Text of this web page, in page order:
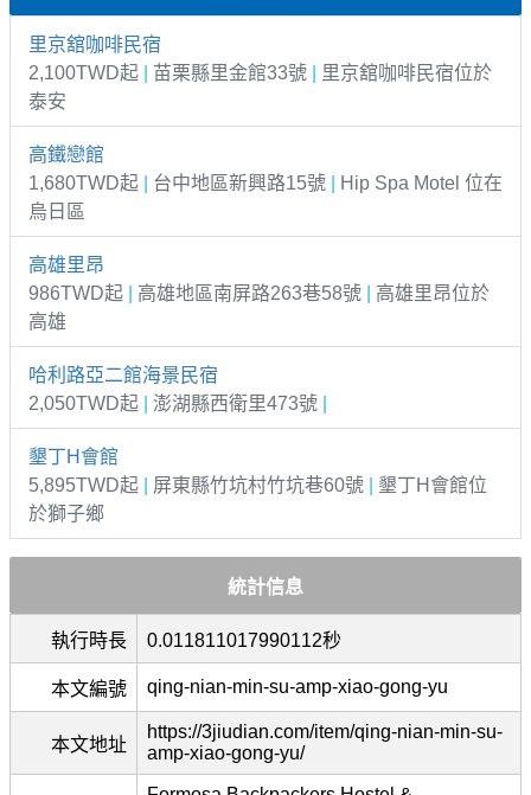
里京舘咖啡民宿
2,100TWD起
苗栗縣里金館33號
里京舘咖啡民宿位於
泰安
高鐵戀館
1,680TWD起
台中地區新興路15號
Hip Spa Motel 位在
烏日區
高雄里昂
986TWD起
高雄地區南屏路263巷58號
高雄里昂位於
高雄
哈利路亞二館海景民宿
2,050TWD起
澎湖縣西衛里473號
墾丁H會館
5,895TWD起
屏東縣竹坑村竹坑巷60號
墾丁H會館位
於獅子鄉
統計信息
執行時長 0.011811017990112秒
本文編號 qing-nian-min-su-amp-xiao-gong-yu
本文地址
https://3jiudian.com/item/qing-nian-min-su-
amp-xiao-gong-yu/